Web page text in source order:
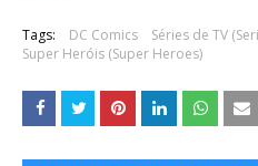
Tags: DC Comics Séries de TV
Super Heróis (Super Heroes)